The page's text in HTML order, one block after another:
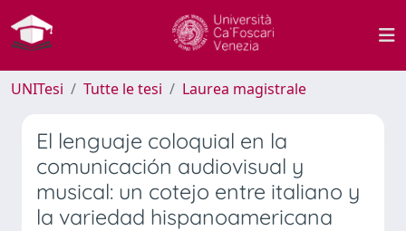
UNITesi Tutte le tesi Laurea magistrale
El lenguaje coloquial en la
comunicación audiovisual y
musical: un cotejo entre italiano y
la variedad hispanoamericana